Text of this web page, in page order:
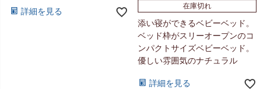
詳細を見る
在庫切れ
添い寝ができるベビーベッド。
ベッド枠がスリーオープンのコ
ンパクトサイズベビーベッド。
優しい雰囲気のナチュラル
詳細を見る